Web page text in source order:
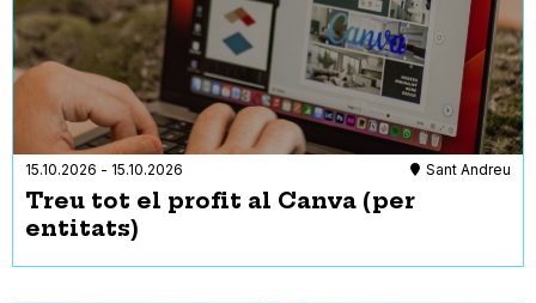
15.10.2026 - 15.10.2026 Sant Andreu
Treu tot el profit al Canva (per
entitats)